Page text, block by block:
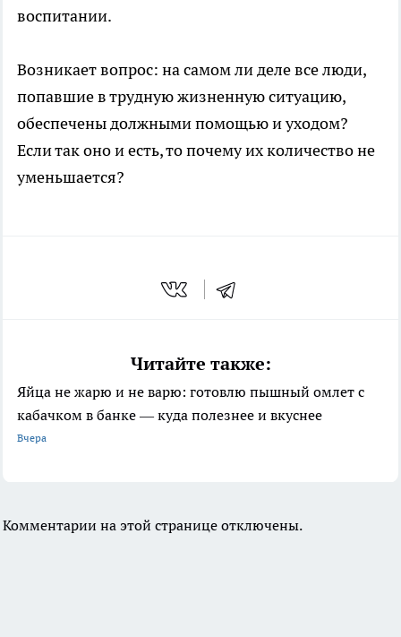
воспитании.
Возникает вопрос: на самом ли деле все люди,
попавшие в трудную жизненную ситуацию,
обеспечены должными помощью и уходом?
Если так оно и есть, то почему их количество не
уменьшается?
Читайте также:
Яйца не жарю и не варю: готовлю пышный омлет с
кабачком в банке — куда полезнее и вкуснее
Вчера
Комментарии на этой странице отключены.